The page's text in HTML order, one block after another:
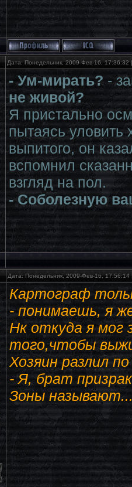
Дата: Понедельник, 2009-Фев-16,
- Ум-мирать?-
не живой?
Я пристально
пытаясь уловить
выпитого, он
вспомнил
взгляд на пол.
- Соболезную
Дата: Понедельник, 2009-Фев-16,
Картограф
- понимаешь, я
Нк откуда я мог
того,чтобы
Хозяин разлил
- Я, брат
Зоны